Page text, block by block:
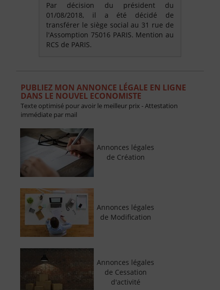
Par décision du président du
01/08/2018, il a été décidé de
transférer le siège social au 31 rue de
l'Assomption 75016 PARIS. Mention au
RCS de PARIS.
PUBLIEZ MON ANNONCE LÉGALE EN LIGNE
DANS LE NOUVEL ECONOMISTE
Texte optimisé pour avoir le meilleur prix - Attestation
immédiate par mail
Annonces légales
de Création
Annonces légales
de Modification
Annonces légales
de Cessation
d'activité